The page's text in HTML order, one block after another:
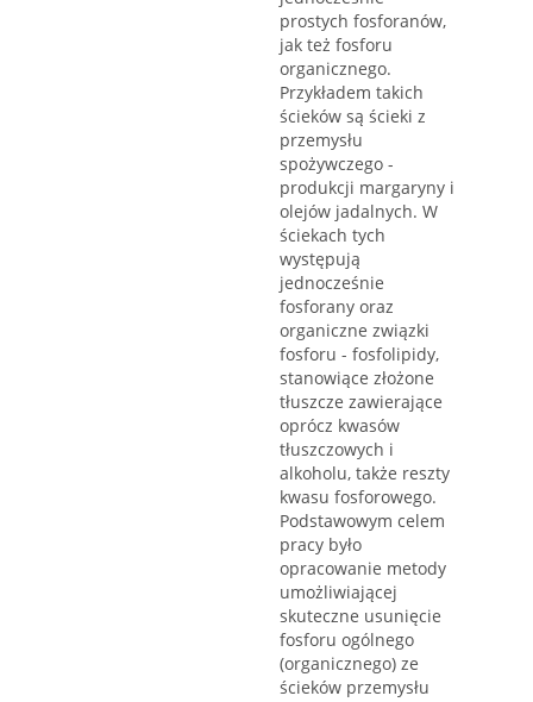
prostych fosforanów,
jak też fosforu
organicznego.
Przykładem takich
ścieków są ścieki z
przemysłu
spożywczego -
produkcji margaryny i
olejów jadalnych. W
ściekach tych
występują
jednocześnie
fosforany oraz
organiczne związki
fosforu - fosfolipidy,
stanowiące złożone
tłuszcze zawierające
oprócz kwasów
tłuszczowych i
alkoholu, także reszty
kwasu fosforowego.
Podstawowym celem
pracy było
opracowanie metody
umożliwiającej
skuteczne usunięcie
fosforu ogólnego
(organicznego) ze
ścieków przemysłu